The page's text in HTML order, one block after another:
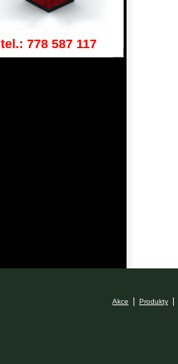
tel.: 778 587 117
Akce Produkty